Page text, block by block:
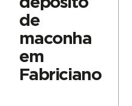
de
maconha
em
Fabriciano